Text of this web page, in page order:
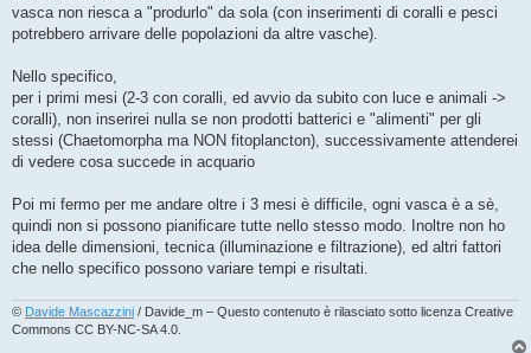
vasca non riesca a "produrlo" da sola (con inserimenti di coralli e pesci
potrebbero arrivare delle popolazioni da altre vasche).
Nello specifico,
per i primi mesi (2-3 con coralli, ed avvio da subito con luce e animali ->
coralli), non inserirei nulla se non prodotti batterici e "alimenti" per gli
stessi (Chaetomorpha ma NON fitoplancton), successivamente attenderei
di vedere cosa succede in acquario
Poi mi fermo per me andare oltre i 3 mesi è difficile, ogni vasca è a sè,
quindi non si possono pianificare tutte nello stesso modo. Inoltre non ho
idea delle dimensioni, tecnica (illuminazione e filtrazione), ed altri fattori
che nello specifico possono variare tempi e risultati.
© Davide Mascazzini / Davide_m – Questo contenuto è rilasciato sotto licenza Creative
Commons CC BY-NC-SA 4.0.